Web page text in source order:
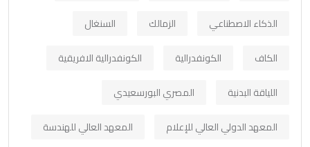
الذكاء الاصطناعي
الزمالك
السنغال
الكاف
الكونفدرالية
الكونفدرالية الافريقية
اللياقة البدنية
المصري البورسعيدي
المعهد الدولي العالي للإعلام
المعهد العالي للهندسة